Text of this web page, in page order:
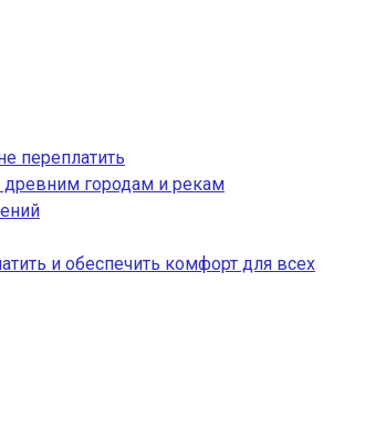
переплатить
городам и рекам
и обеспечить комфорт для всех